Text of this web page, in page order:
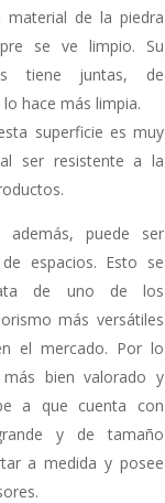
material de la piedra
se ve limpio. Su
tiene juntas, de
hace más limpia.
superficie es muy
ser resistente a la
además, puede ser
espacios. Esto se
de uno de los
más versátiles
el mercado. Por lo
bien valorado y
a que cuenta con
y de tamaño
a medida y posee